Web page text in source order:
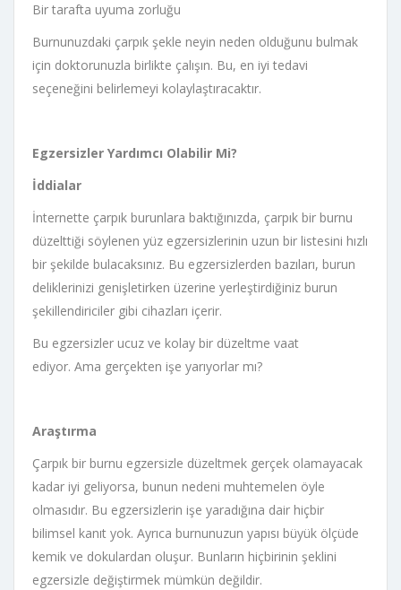
Bir tarafta uyuma zorluğu
Burnunuzdaki çarpık şekle neyin neden olduğunu bulmak
için doktorunuzla birlikte çalışın. Bu, en iyi tedavi
seçeneğini belirlemeyi kolaylaştıracaktır.
Egzersizler Yardımcı Olabilir Mi?
İddialar
İnternette çarpık burunlara baktığınızda, çarpık bir burnu
düzelttiği söylenen yüz egzersizlerinin uzun bir listesini hızlı
bir şekilde bulacaksınız. Bu egzersizlerden bazıları, burun
deliklerinizi genişletirken üzerine yerleştirdiğiniz burun
şekillendiriciler gibi cihazları içerir.
Bu egzersizler ucuz ve kolay bir düzeltme vaat
ediyor. Ama gerçekten işe yarıyorlar mı?
Araştırma
Çarpık bir burnu egzersizle düzeltmek gerçek olamayacak
kadar iyi geliyorsa, bunun nedeni muhtemelen öyle
olmasıdır. Bu egzersizlerin işe yaradığına dair hiçbir
bilimsel kanıt yok. Ayrıca burnunuzun yapısı büyük ölçüde
kemik ve dokulardan oluşur. Bunların hiçbirinin şeklini
egzersizle değiştirmek mümkün değildir.